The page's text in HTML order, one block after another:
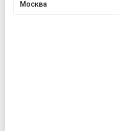
Москва